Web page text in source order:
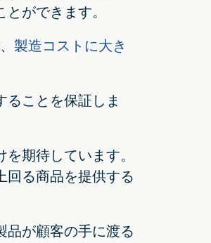
ができます。
製造コストに大き
ことを保証しま
期待しています。
回る商品を提供する
品が顧客の手に渡る